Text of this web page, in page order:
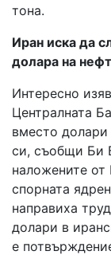
тона.
Иран иска да
долара на
Интересно
Централната
вместо долари
си, съобщи Би
наложените
спорната
направиха
долари в
е